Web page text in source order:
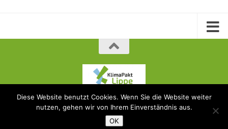
KlimaPakt Lippe © 2015
Diese Website benutzt Cookies. Wenn Sie die Website weiter
nutzen, gehen wir von Ihrem Einverständnis aus.
OK